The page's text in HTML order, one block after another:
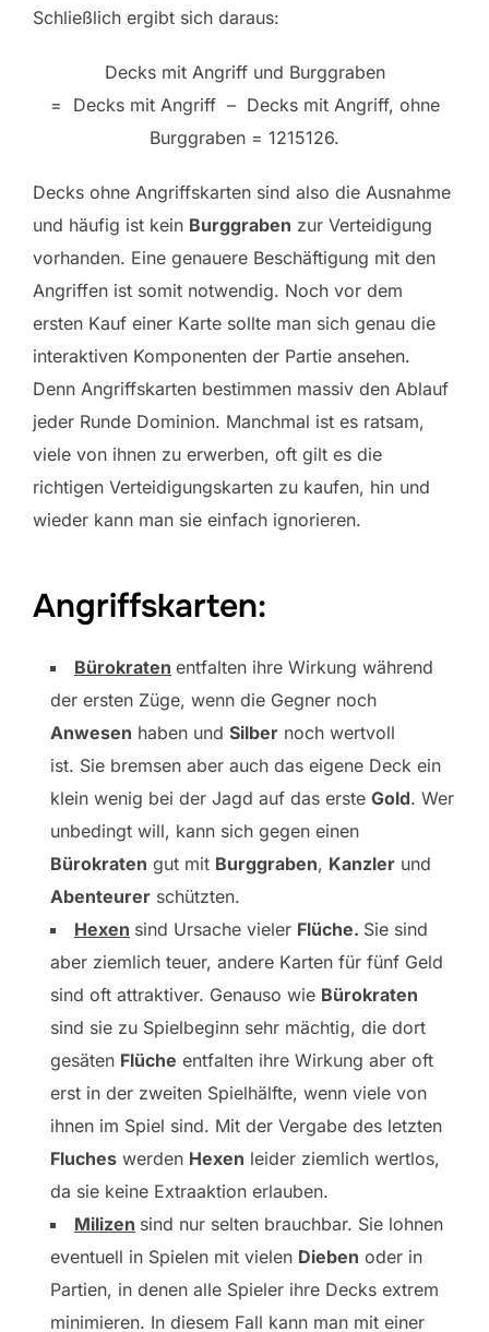
Schließlich ergibt sich daraus:
Decks mit Angriff und Burggraben
= Decks mit Angriff – Decks mit Angriff, ohne
Burggraben = 1215126.
Decks ohne Angriffskarten sind also die Ausnahme
und häufig ist kein Burggraben zur Verteidigung
vorhanden. Eine genauere Beschäftigung mit den
Angriffen ist somit notwendig. Noch vor dem
ersten Kauf einer Karte sollte man sich genau die
interaktiven Komponenten der Partie ansehen.
Denn Angriffskarten bestimmen massiv den Ablauf
jeder Runde Dominion. Manchmal ist es ratsam,
viele von ihnen zu erwerben, oft gilt es die
richtigen Verteidigungskarten zu kaufen, hin und
wieder kann man sie einfach ignorieren.
Angriffskarten:
Bürokraten entfalten ihre Wirkung während
der ersten Züge, wenn die Gegner noch
Anwesen haben und Silber noch wertvoll
ist. Sie bremsen aber auch das eigene Deck ein
klein wenig bei der Jagd auf das erste Gold. Wer
unbedingt will, kann sich gegen einen
Bürokraten gut mit Burggraben, Kanzler und
Abenteurer schützten.
Hexen sind Ursache vieler Flüche. Sie sind
aber ziemlich teuer, andere Karten für fünf Geld
sind oft attraktiver. Genauso wie Bürokraten
sind sie zu Spielbeginn sehr mächtig, die dort
gesäten Flüche entfalten ihre Wirkung aber oft
erst in der zweiten Spielhälfte, wenn viele von
ihnen im Spiel sind. Mit der Vergabe des letzten
Fluches werden Hexen leider ziemlich wertlos,
da sie keine Extraaktion erlauben.
Milizen sind nur selten brauchbar. Sie lohnen
eventuell in Spielen mit vielen Dieben oder in
Partien, in denen alle Spieler ihre Decks extrem
minimieren. In diesem Fall kann man mit einer